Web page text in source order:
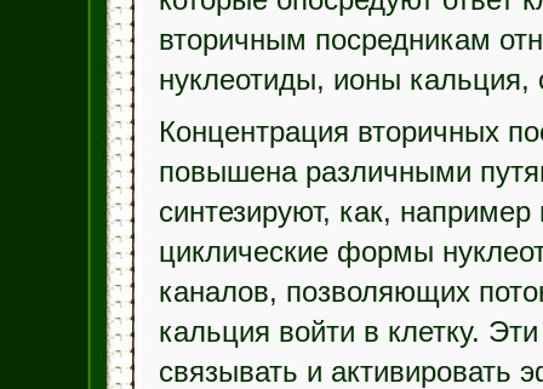
вторичным посредникам
нуклеотиды, ионы кальция,
Концентрация вторичных
повышена различными
синтезируют, как,
циклические формы
каналов, позволяющих
кальция войти в клетку.
связывать и